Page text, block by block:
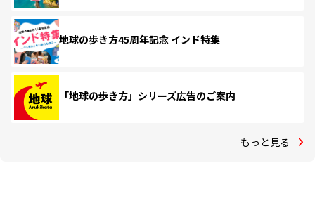
地球の歩き方45周年記念 インド特集
「地球の歩き方」シリーズ広告のご案内
もっと見る